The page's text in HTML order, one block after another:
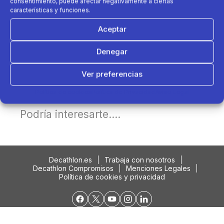
características y funciones.
Aceptar
Denegar
Ver preferencias
Podría interesarte....
Decathlon.es
Trabaja con nosotros
Decathlon Compromisos
Menciones Legales
Política de cookies y privacidad